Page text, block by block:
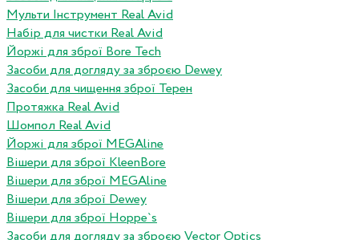
Мульти Інструмент Real Avid
Набір для чистки Real Avid
Йоржі для зброї Bore Tech
Засоби для догляду за зброєю Dewey
Засоби для чищення зброї Терен
Протяжка Real Avid
Шомпол Real Avid
Йоржі для зброї MEGAline
Вішери для зброї KleenBore
Вішери для зброї MEGAline
Вішери для зброї Dewey
Вішери для зброї Hoppe`s